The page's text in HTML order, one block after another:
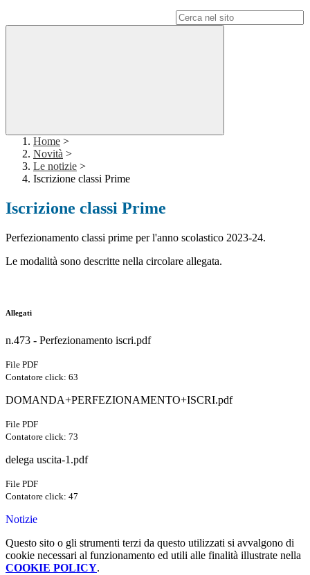
Home >
Novità >
Le notizie >
Iscrizione classi Prime
Iscrizione classi Prime
Perfezionamento classi prime per l'anno scolastico 2023-24.
Le modalità sono descritte nella circolare allegata.
Allegati
n.473 - Perfezionamento iscri.pdf
File PDF
Contatore click: 63
DOMANDA+PERFEZIONAMENTO+ISCRI.pdf
File PDF
Contatore click: 73
delega uscita-1.pdf
File PDF
Contatore click: 47
Notizie
Questo sito o gli strumenti terzi da questo utilizzati si avvalgono di
cookie necessari al funzionamento ed utili alle finalità illustrate nella
COOKIE POLICY.